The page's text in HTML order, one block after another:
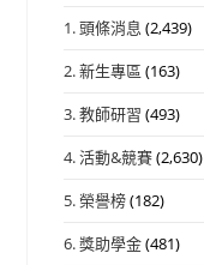
1. 頭條消息 (2,439)
2. 新生專區 (163)
3. 教師研習 (493)
4. 活動&競賽(2,630)
5. 榮譽榜(182)
6. 獎助學金(481)